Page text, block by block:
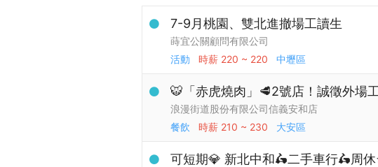
7-9月桃園、雙北進撤場工讀生
蒔宜公關顧問有限公司
活動
時薪 220 ~ 220 中壢區
🐯「赤虎燒肉」🥩2號店！誠徵外場
浪漫街道股份有限公司信義安和店
餐飲
時薪 210 ~ 230 大安區
可短期💎 新北中和🛵二手車行🛵周